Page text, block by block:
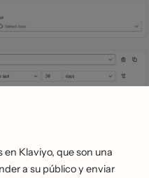
Klaviyo, que son una
a su público y enviar